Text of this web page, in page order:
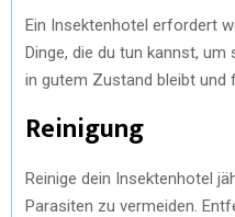
Ein Insektenhotel erfordert
Dinge, die du tun kannst,
in gutem Zustand bleibt und
Reinigung
Reinige dein Insektenhotel
Parasiten zu vermeiden.